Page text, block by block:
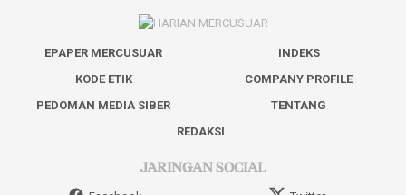
EPAPER MERCUSUAR
INDEKS
KODE ETIK
COMPANY PROFILE
PEDOMAN MEDIA SIBER
TENTANG
REDAKSI
JARINGAN SOCIAL